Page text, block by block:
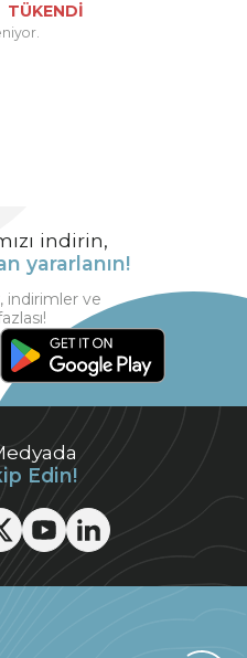
TÜKENDİ
Edin!
indirin,
yararlanın!
indirimler ve